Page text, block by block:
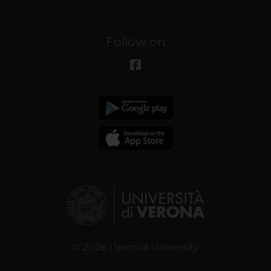
Follow on
© 2026 | Verona University